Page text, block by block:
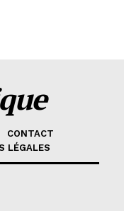
CONTACT
LÉGALES